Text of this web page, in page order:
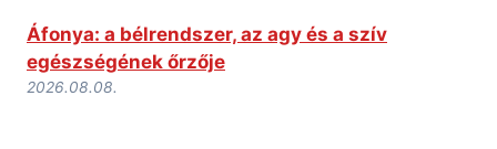
Áfonya: a bélrendszer, az agy és a szív
egészségének őrzője
2026.08.08.